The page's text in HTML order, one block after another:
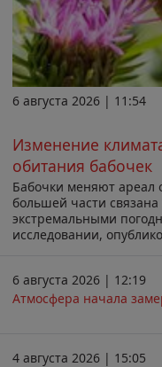
6 августа 2026 | 11:54
Изменение
обитания бабочек
Бабочки меняют ареал
большей части
экстремальными
исследовании,
6 августа 2026 | 12:19
Атмосфера начала
4 августа 2026 | 15:05